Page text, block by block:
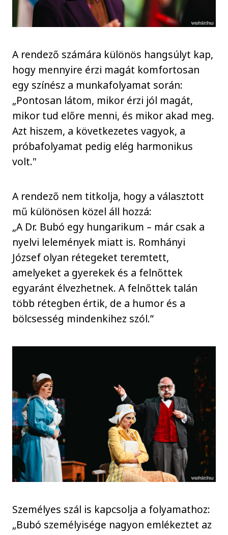
A rendező számára különös hangsúlyt kap,
hogy mennyire érzi magát komfortosan
egy színész a munkafolyamat során:
„Pontosan látom, mikor érzi jól magát,
mikor tud előre menni, és mikor akad meg.
Azt hiszem, a következetes vagyok, a
próbafolyamat pedig elég harmonikus
volt."
A rendező nem titkolja, hogy a választott
mű különösen közel áll hozzá:
„A Dr. Bubó egy hungarikum – már csak a
nyelvi lelemények miatt is. Romhányi
József olyan rétegeket teremtett,
amelyeket a gyerekek és a felnőttek
egyaránt élvezhetnek. A felnőttek talán
több rétegben értik, de a humor és a
bölcsesség mindenkihez szól.”
Személyes szál is kapcsolja a folyamathoz:
„Bubó személyisége nagyon emlékeztet az